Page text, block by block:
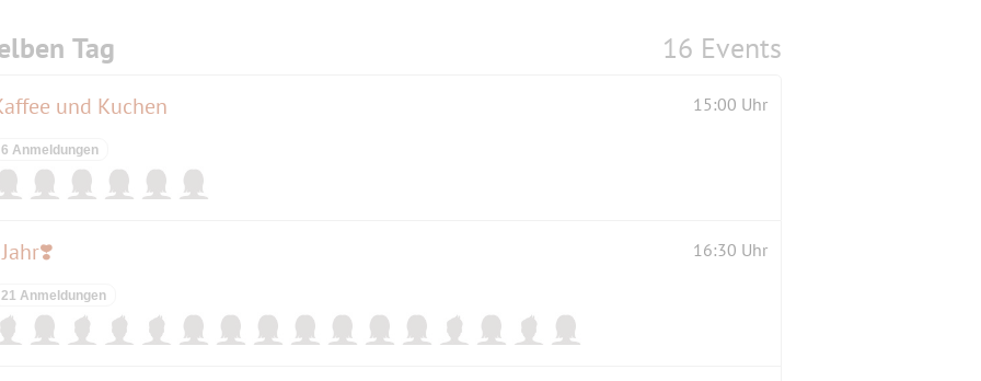
in Wien: die großen Opern
letzten Events zu finden.
Tag 16 Events
und Kuchen 15:00 Uhr
6 Anmeldungen
16:30 Uhr
21 Anmeldungen